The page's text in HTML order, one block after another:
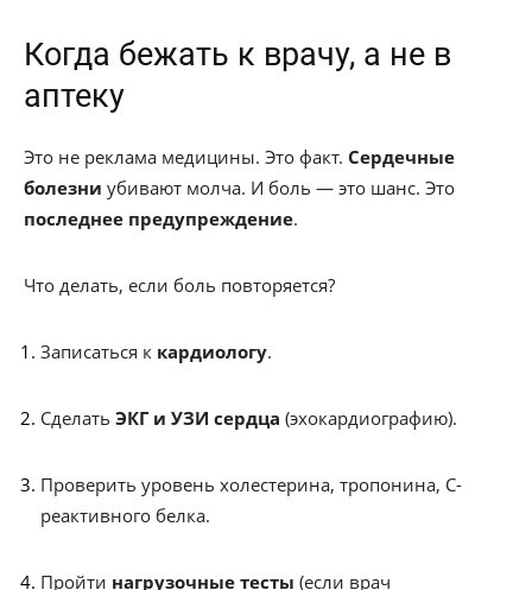
Когда бежать к врачу, а не в
аптеку
Это не реклама медицины. Это факт. Сердечные
болезни убивают молча. И боль — это шанс. Это
последнее предупреждение.
Что делать, если боль повторяется?
Записаться к кардиологу.
Сделать ЭКГ и УЗИ сердца (эхокардиографию).
Проверить уровень холестерина, тропонина, С-
реактивного белка.
Пройти нагрузочные тесты (если врач